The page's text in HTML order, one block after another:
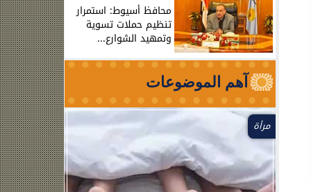
محافظ أسيوط: استمرار
تنظيم حملات تسوية
وتمهيد الشوارع...
آهم الموضوعات
مرأة